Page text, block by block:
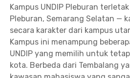
Kampus UNDIP Pleburan
Pleburan, Semarang Selatan —
secara karakter dari kampus
Kampus ini menampung
UNDIP yang memilih untuk
kota. Berbeda dari Tembalang